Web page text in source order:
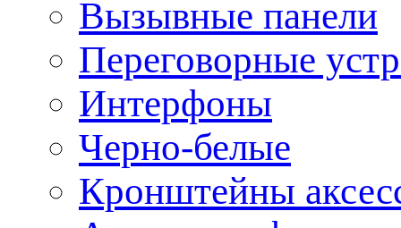
Вызывные панели
Переговорные
Интерфоны
Черно-белые
Кронштейны